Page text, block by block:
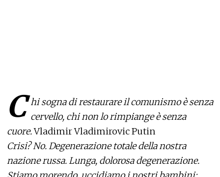
C hi sogna di restaurare il comunismo è senza
cervello, chi non lo rimpiange è senza
cuore.Vladimir Vladimirovic Putin
Crisi? No. Degenerazione totale della nostra
nazione russa. Lunga, dolorosa degenerazione.